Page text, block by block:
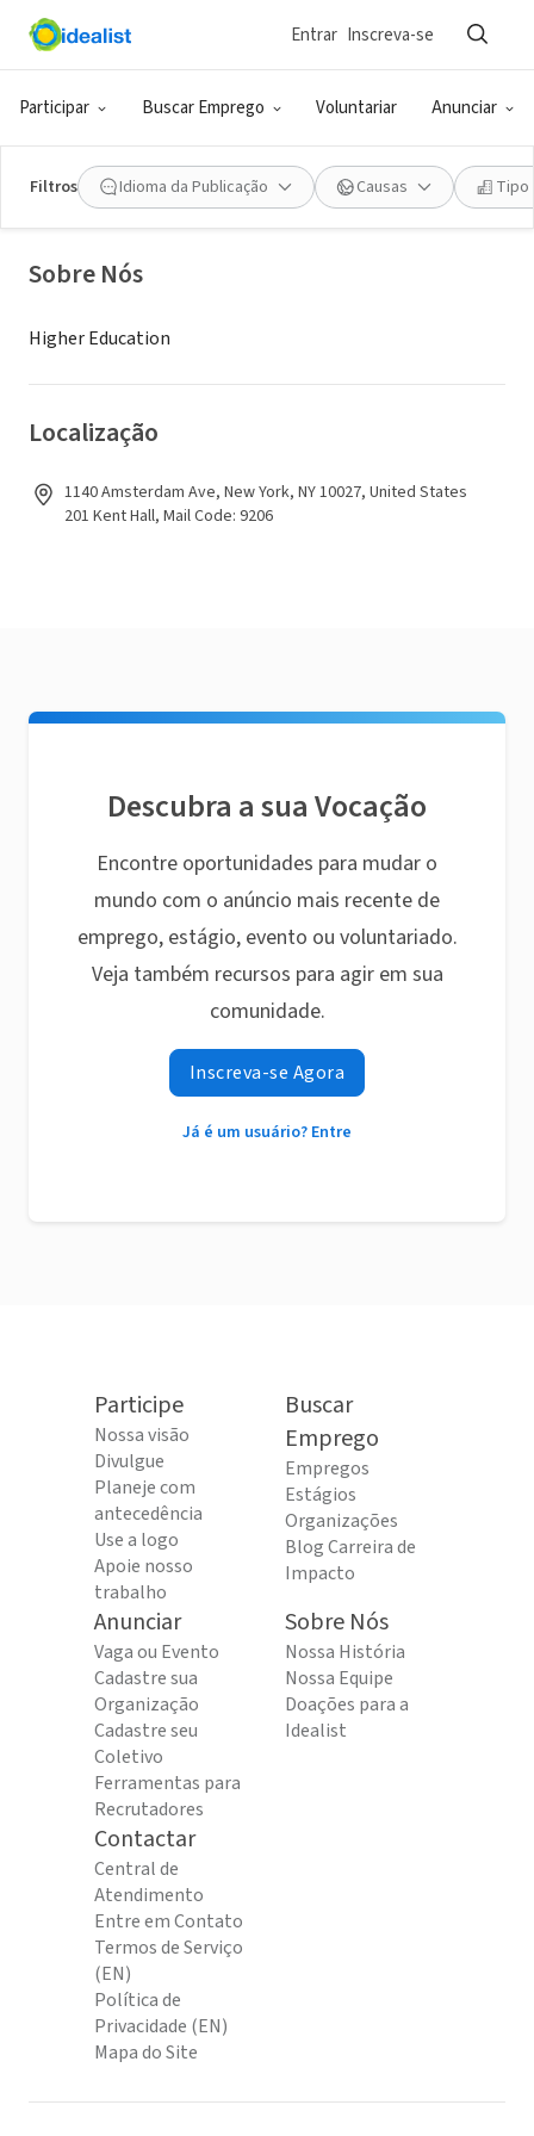
Participar Buscar Emprego Voluntariar Anunciar
Entrar Inscreva-se
Filtros Idioma da Publicação Causas Tipo
ONG (SETOR SOCIAL)
Columbia University in the City of
New York
New York, NY
Sobre Nós
Higher Education
Localização
1140 Amsterdam Ave, New York, NY 10027, United States
201 Kent Hall, Mail Code: 9206
Descubra a sua Vocação
Encontre oportunidades para mudar o
mundo com o anúncio mais recente de
emprego, estágio, evento ou voluntariado.
Veja também recursos para agir em sua
comunidade.
Inscreva-se Agora
Já é um usuário? Entre
Participe
Nossa visão
Divulgue
Planeje com
antecedência
Use a logo
Apoie nosso
trabalho
Buscar
Emprego
Empregos
Estágios
Organizações
Blog Carreira de
Impacto
Anunciar
Vaga ou Evento
Cadastre sua
Organização
Cadastre seu
Coletivo
Ferramentas para
Recrutadores
Sobre Nós
Nossa História
Nossa Equipe
Doações para a
Idealist
Contactar
Central de
Atendimento
Entre em Contato
Termos de Serviço
(EN)
Política de
Privacidade (EN)
Mapa do Site